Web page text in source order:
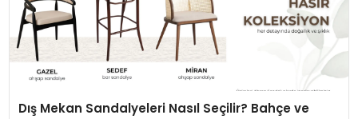
Dış Mekan Sandalyeleri Nasıl Seçilir? Bahçe ve